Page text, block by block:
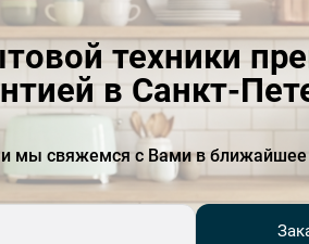
Dolce Stil Novo
Медный
58.3-58.5 х 56-56.8 х 56
24
техники
в Санкт-
мы свяжемся с Вами в ближайшее